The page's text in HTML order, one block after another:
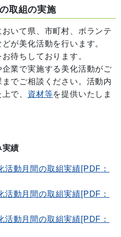
取組の実施
いて県、市町村、ボランテ
が美化活動を行います。
待ちしております。
業で実施する美化活動がご
でご相談ください。活動内
で、 資材等を提供いたしま
実績
動月間の取組実績[PDF：
動月間の取組実績[PDF：
動月間の取組実績[PDF：